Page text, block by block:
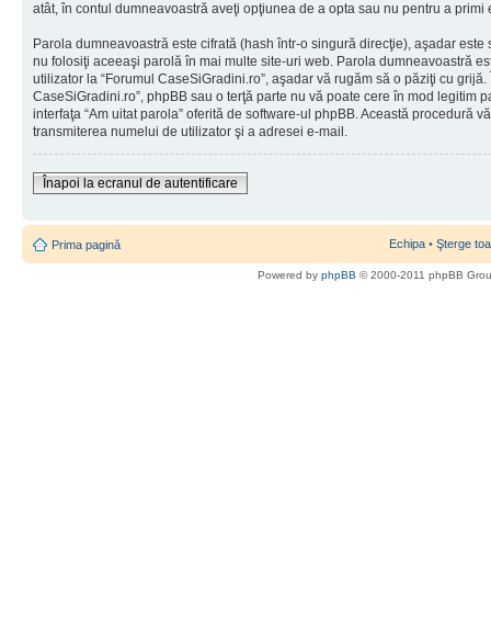
atât, în contul dumneavoastră aveţi opţiunea de a opta sau nu pentru a
Parola dumneavoastră este cifrată (hash într-o singură direcţie), aşadar este
nu folosiţi aceeaşi parolă în mai multe site-uri web. Parola dumneavoastră
utilizator la “Forumul CaseSiGradini.ro”, aşadar vă rugăm să o păziţi cu
CaseSiGradini.ro”, phpBB sau o terţă parte nu vă poate cere în mod legitim
interfaţa “Am uitat parola” oferită de software-ul phpBB. Această procedură
transmiterea numelui de utilizator şi a adresei e-mail.
Înapoi la ecranul de autentificare
Prima pagină Echipa • Şterge
Powered by phpBB © 2000-2011 phpBB